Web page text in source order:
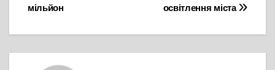
освітлення міста
мільйон